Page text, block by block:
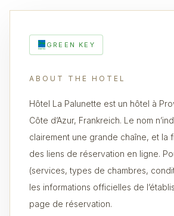
GREEN KEY
ABOUT THE HOTEL
Hôtel La Palunette est un hôtel à
Côte d’Azur, Frankreich. Le nom
clairement une grande chaîne, et la
des liens de réservation en ligne.
(services, types de chambres,
les informations officielles de
page de réservation.